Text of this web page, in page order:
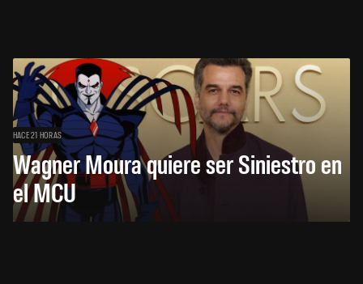
HACE 21 HORAS
Wagner Moura quiere ser Siniestro en
el MCU